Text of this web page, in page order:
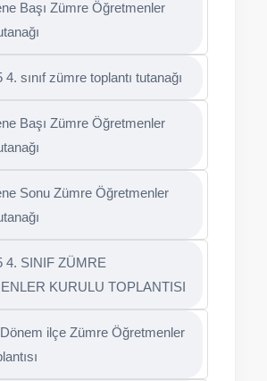
Başı Zümre Öğretmenler
sınıf zümre toplantı tutanağı
Başı Zümre Öğretmenler
Sonu Zümre Öğretmenler
4. SINIF ZÜMRE
KURULU TOPLANTISI
Dönem ilçe Zümre Öğretmenler